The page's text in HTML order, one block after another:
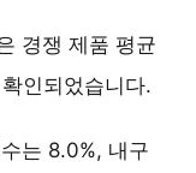
경쟁 제품 평균
인되었습니다.
는 8.0%, 내구